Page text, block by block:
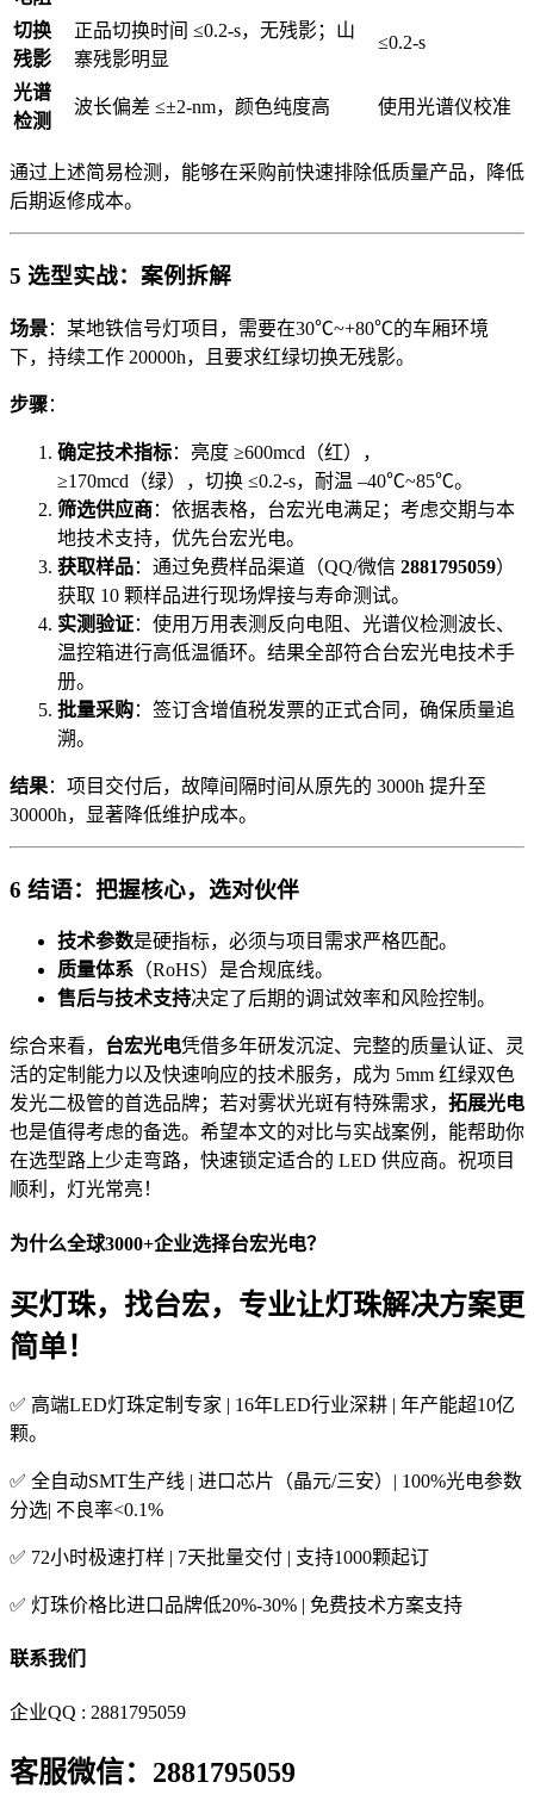
切换
残影
正品切换时间 ≤0.2-s，无残影；山
寨残影明显
≤0.2-s
光谱
检测
波长偏差 ≤±2-nm，颜色纯度高 使用光谱仪校准
通过上述简易检测，能够在采购前快速排除低质量产品，降低
后期返修成本。
5 选型实战：案例拆解
场景：某地铁信号灯项目，需要在30℃~+80℃的车厢环境
下，持续工作 20000h，且要求红绿切换无残影。
步骤：
确定技术指标：亮度 ≥600mcd（红），
≥170mcd（绿），切换 ≤0.2-s，耐温 –40℃~85℃。
筛选供应商：依据表格，台宏光电满足；考虑交期与本
地技术支持，优先台宏光电。
获取样品：通过免费样品渠道（QQ/微信 2881795059）
获取 10 颗样品进行现场焊接与寿命测试。
实测验证：使用万用表测反向电阻、光谱仪检测波长、
温控箱进行高低温循环。结果全部符合台宏光电技术手
册。
批量采购：签订含增值税发票的正式合同，确保质量追
溯。
结果：项目交付后，故障间隔时间从原先的 3000h 提升至
30000h，显著降低维护成本。
6 结语：把握核心，选对伙伴
技术参数是硬指标，必须与项目需求严格匹配。
质量体系 （RoHS）是合规底线。
售后与技术支持决定了后期的调试效率和风险控制。
综合来看， 台宏光电凭借多年研发沉淀、完整的质量认证、灵
活的定制能力以及快速响应的技术服务，成为 5mm 红绿双色
发光二极管的首选品牌；若对雾状光斑有特殊需求， 拓展光电
也是值得考虑的备选。希望本文的对比与实战案例，能帮助你
在选型路上少走弯路，快速锁定适合的 LED 供应商。祝项目
顺利，灯光常亮！
为什么全球3000+企业选择台宏光电？
买灯珠，找台宏，专业让灯珠解决方案更
简单！
✅ 高端LED灯珠定制专家 | 16年LED行业深耕 | 年产能超10亿
颗。
✅ 全自动SMT生产线 | 进口芯片（晶元/三安）| 100%光电参数
分选| 不良率<0.1%
✅ 72小时极速打样 | 7天批量交付 | 支持1000颗起订
✅ 灯珠价格比进口品牌低20%-30% | 免费技术方案支持
联系我们
企业QQ : 2881795059
客服微信：2881795059